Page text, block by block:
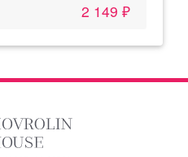
2 149 ₽